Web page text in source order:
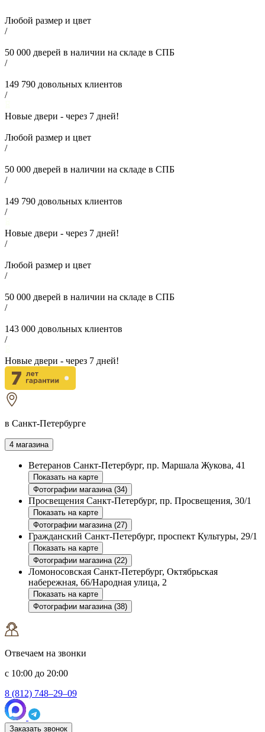
Любой размер и цвет
/
50 000 дверей в наличии на складе в СПБ
/
149 790 довольных клиентов
/
Новые двери - через 7 дней!
Любой размер и цвет
/
50 000 дверей в наличии на складе в СПБ
/
149 790 довольных клиентов
/
Новые двери - через 7 дней!
/
Любой размер и цвет
/
50 000 дверей в наличии на складе в СПБ
/
143 000 довольных клиентов
/
Новые двери - через 7 дней!
в Санкт-Петербурге
4 магазина
Ветеранов Санкт-Петербург, пр. Маршала Жукова, 41
Показать на карте
Фотографии магазина (34)
Просвещения Санкт-Петербург, пр. Просвещения, 30/1
Показать на карте
Фотографии магазина (27)
Гражданский Санкт-Петербург, проспект Культуры, 29/1
Показать на карте
Фотографии магазина (22)
Ломоносовская Санкт-Петербург, Октябрьская
набережная, 66/Народная улица, 2
Показать на карте
Фотографии магазина (38)
Отвечаем на звонки
с 10:00 до 20:00
8 (812) 748–29–09
Заказать звонок